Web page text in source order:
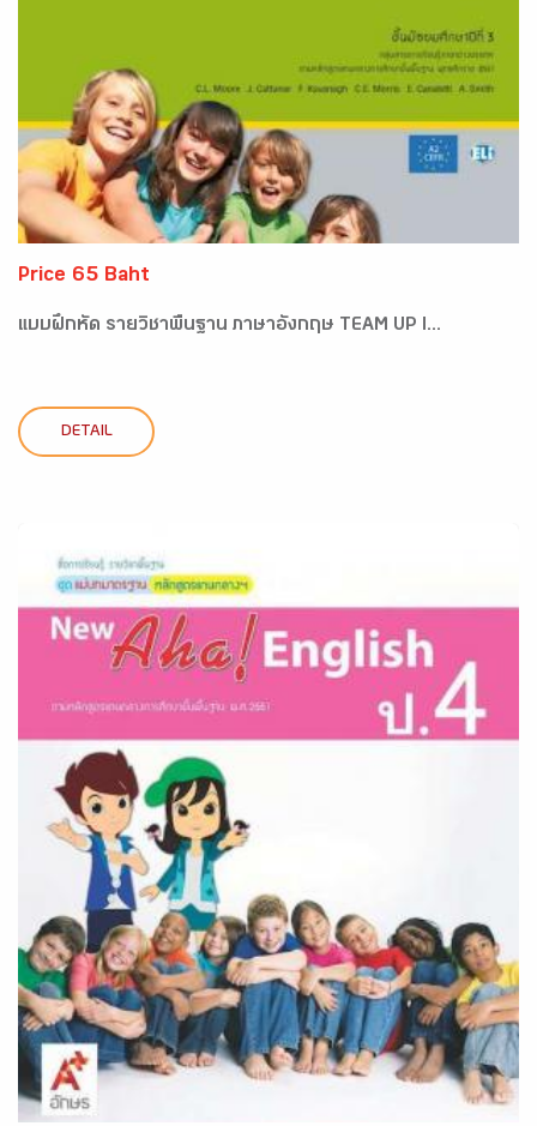
Price 65 Baht
แบบฝึกหัด รายวิชาพื้นฐาน ภาษาอังกฤษ TEAM UP I...
DETAIL